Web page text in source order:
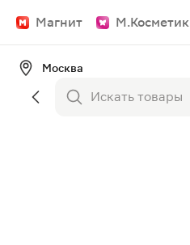
Магнит М.Косметик
Москва